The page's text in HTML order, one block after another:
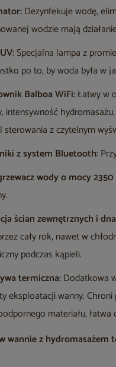
Dezynfekuje wodę,
wodzie mają
Specjalna lampa z
po to, by woda była w
Balboa WiFi:Łatwy w
intensywność
sterowania z czytelnym
z system Bluetooth:
wody o mocy
ścian zewnętrznych i
cały rok, nawet w
podczas kąpieli.
termiczna:Dodatkowa
eksploatacji wanny.
materiału, łatwa
wannie z